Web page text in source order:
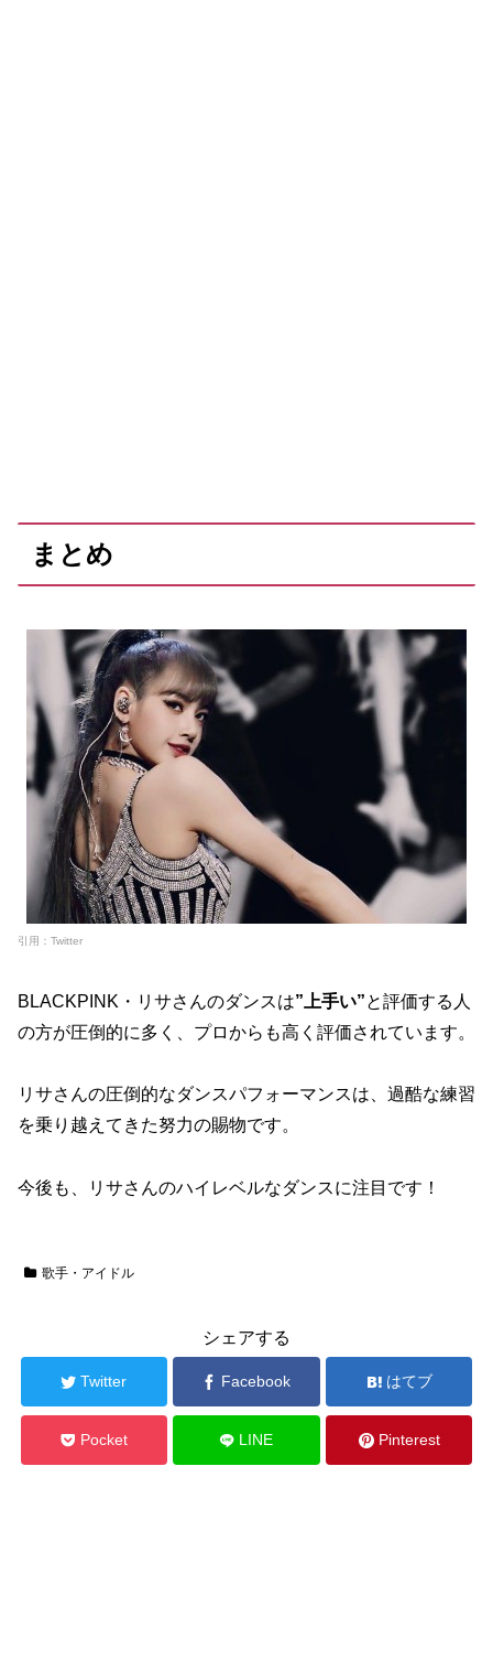
まとめ
引用：Twitter
BLACKPINK・リサさんのダンスは”上手い”と評価する人
の方が圧倒的に多く、プロからも高く評価されています。
リサさんの圧倒的なダンスパフォーマンスは、過酷な練習
を乗り越えてきた努力の賜物です。
今後も、リサさんのハイレベルなダンスに注目です！
歌手・アイドル
シェアする
Twitter Facebook はてブ
Pocket LINE Pinterest